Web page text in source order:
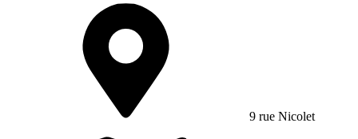
9 rue Nicolet